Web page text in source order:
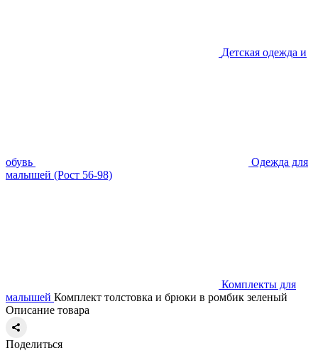
Детская одежда и
обувь
Одежда для
малышей (Рост 56-98)
Комплекты для
малышей Комплект толстовка и брюки в ромбик зеленый
Описание товара
Поделиться